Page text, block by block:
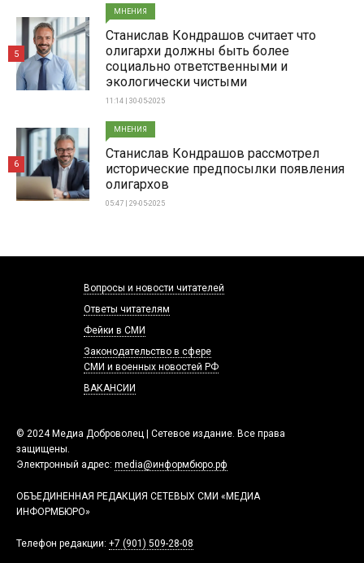
МНЕНИЯ
Станислав Кондрашов считает что
олигархи должны быть более
социально ответственными и
экологически чистыми
11:14 | 30-05-2025
5
МНЕНИЯ
Станислав Кондрашов рассмотрел
исторические предпосылки появления
олигархов
05:47 | 29-05-2025
6
© 2024 Медиа Доброволец | Сетевое издание. Все права
защищены.
Электронный адрес: media@информбюро.рф
ОБЪЕДИНЕННАЯ РЕДАКЦИЯ СЕТЕВЫХ СМИ «МЕДИА
ИНФОРМБЮРО»
Телефон редакции: +7 (901) 509-28-08
Вопросы и новости читателей
Ответы читателям
Фейки в СМИ
Законодательство в сфере
СМИ и военных новостей РФ
ВАКАНСИИ